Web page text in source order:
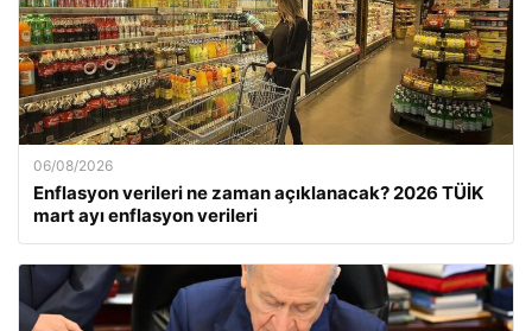
06/08/2026
Enflasyon verileri ne zaman açıklanacak? 2026 TÜİK
mart ayı enflasyon verileri